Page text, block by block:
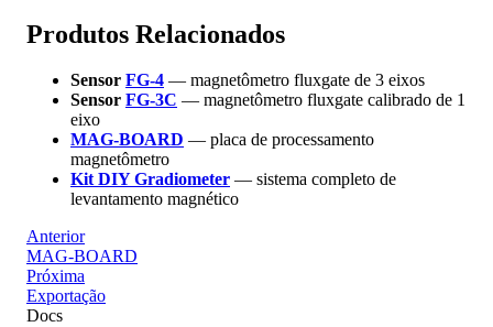
Produtos Relacionados
Sensor FG-4 — magnetômetro fluxgate de 3 eixos
Sensor FG-3C — magnetômetro fluxgate calibrado de 1
eixo
MAG-BOARD — placa de processamento
magnetômetro
Kit DIY Gradiometer — sistema completo de
levantamento magnético
Anterior
MAG-BOARD
Próxima
Exportação
Docs